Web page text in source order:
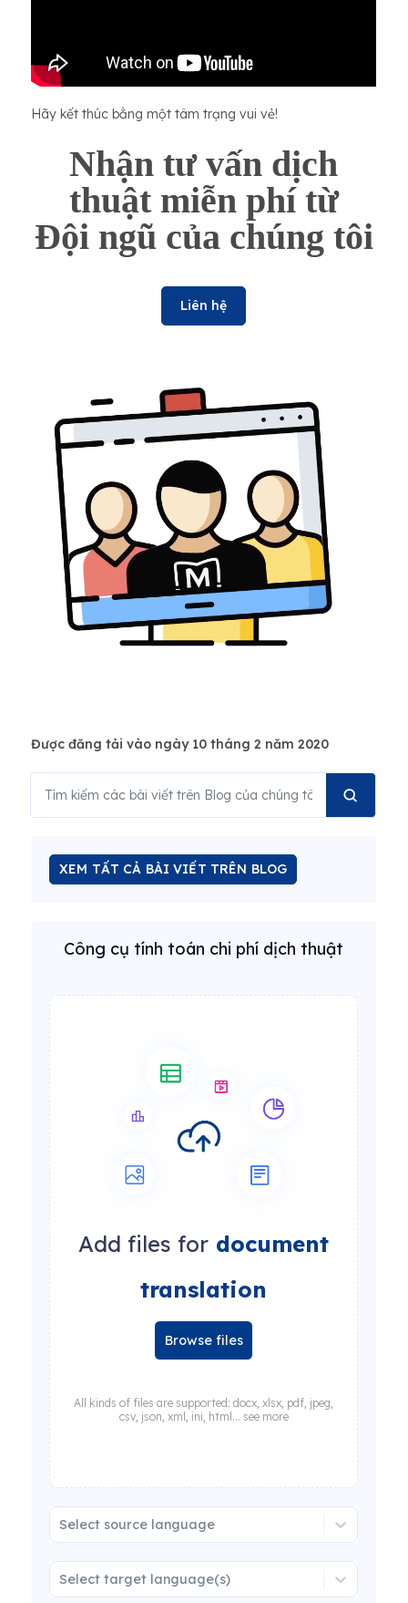
Hãy kết thúc bằng một tâm trạng vui vẻ!
Nhận tư vấn dịch
thuật miễn phí từ
Đội ngũ của chúng tôi
Liên hệ
Được đăng tải vào ngày 10 tháng 2 năm 2020
XEM TẤT CẢ BÀI VIẾT TRÊN BLOG
Công cụ tính toán chi phí dịch thuật
Add files for document
translation
Browse files
All kinds of files are supported: docx, xlsx, pdf, jpeg,
csv, json, xml, ini, html... see more
Select source language
Select target language(s)